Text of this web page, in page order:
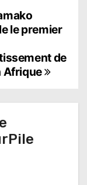
le premier
de
Afrique